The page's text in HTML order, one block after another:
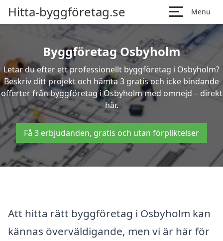
Hitta-byggföretag.se Menu
Byggföretag Osbyholm
Letar du efter ett professionellt byggföretag i Osbyholm?
Beskriv ditt projekt och hämta 3 gratis och icke bindande
offerter från byggföretag i Osbyholm med omnejd – direkt
här.
Få 3 erbjudanden, gratis och utan förpliktelser
Att hitta rätt byggföretag i Osbyholm kan
kännas överväldigande, men vi är här för